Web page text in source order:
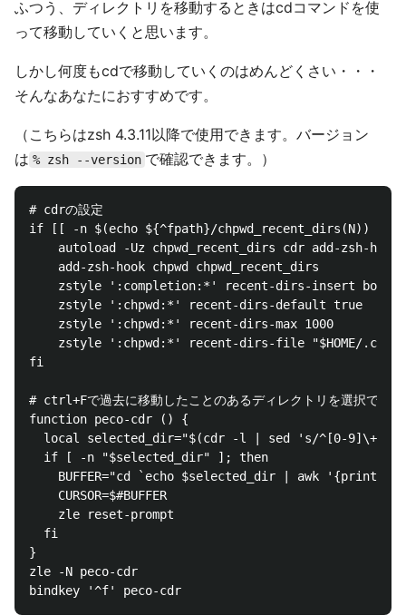
ふつう、ディレクトリを移動するときはcdコマンドを使
って移動していくと思います。
しかし何度もcdで移動していくのはめんどくさい・・・
そんなあなたにおすすめです。
（こちらはzsh 4.3.11以降で使用できます。バージョン
は % zsh --version で確認できます。）
# cdrの設定
if [[ -n $(echo ${^fpath}/chpwd_recent_dirs(N))
    autoload -Uz chpwd_recent_dirs cdr add-zsh-hook
    add-zsh-hook chpwd chpwd_recent_dirs
    zstyle ':completion:*' recent-dirs-insert both
    zstyle ':chpwd:*' recent-dirs-default true
    zstyle ':chpwd:*' recent-dirs-max 1000
zstyle ':chpwd:*' recent-dirs-file "$HOME/
fi
# ctrl+Fで過去に移動したことのあるディレクトリを選択できる
function peco-cdr () {
local selected_dir="$(cdr -l | sed 's/^[0-9]\+
  if [ -n "$selected_dir" ]; then
BUFFER="cd `echo $selected_dir | awk
    CURSOR=$#BUFFER
    zle reset-prompt
  fi
}
zle -N peco-cdr